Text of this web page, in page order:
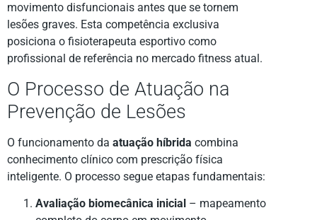
movimento disfuncionais antes que se tornem
lesões graves. Esta competência exclusiva
posiciona o fisioterapeuta esportivo como
profissional de referência no mercado fitness atual.
O Processo de Atuação na
Prevenção de Lesões
O funcionamento da atuação híbrida combina
conhecimento clínico com prescrição física
inteligente. O processo segue etapas fundamentais:
Avaliação biomecânica inicial – mapeamento